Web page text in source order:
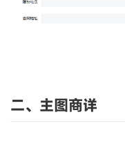
二、主图商详